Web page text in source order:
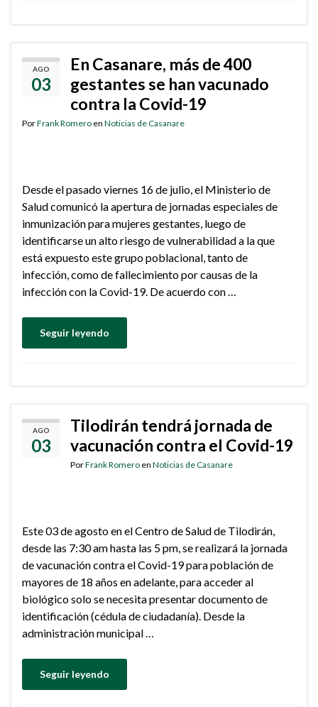
AGO
03
En Casanare, más de 400
gestantes se han vacunado
contra la Covid-19
PorFrank Romero en Noticias de Casanare
Desde el pasado viernes 16 de julio, el Ministerio de
Salud comunicó la apertura de jornadas especiales de
inmunización para mujeres gestantes, luego de
identificarse un alto riesgo de vulnerabilidad a la que
está expuesto este grupo poblacional, tanto de
infección, como de fallecimiento por causas de la
infección con la Covid-19. De acuerdo con …
Seguir leyendo
AGO
03
Tilodirán tendrá jornada de
vacunación contra el Covid-19
PorFrank Romero en Noticias de Casanare
Este 03 de agosto en el Centro de Salud de Tilodirán,
desde las 7:30 am hasta las 5 pm, se realizará la jornada
de vacunación contra el Covid-19 para población de
mayores de 18 años en adelante, para acceder al
biológico solo se necesita presentar documento de
identificación (cédula de ciudadanía). Desde la
administración municipal …
Seguir leyendo